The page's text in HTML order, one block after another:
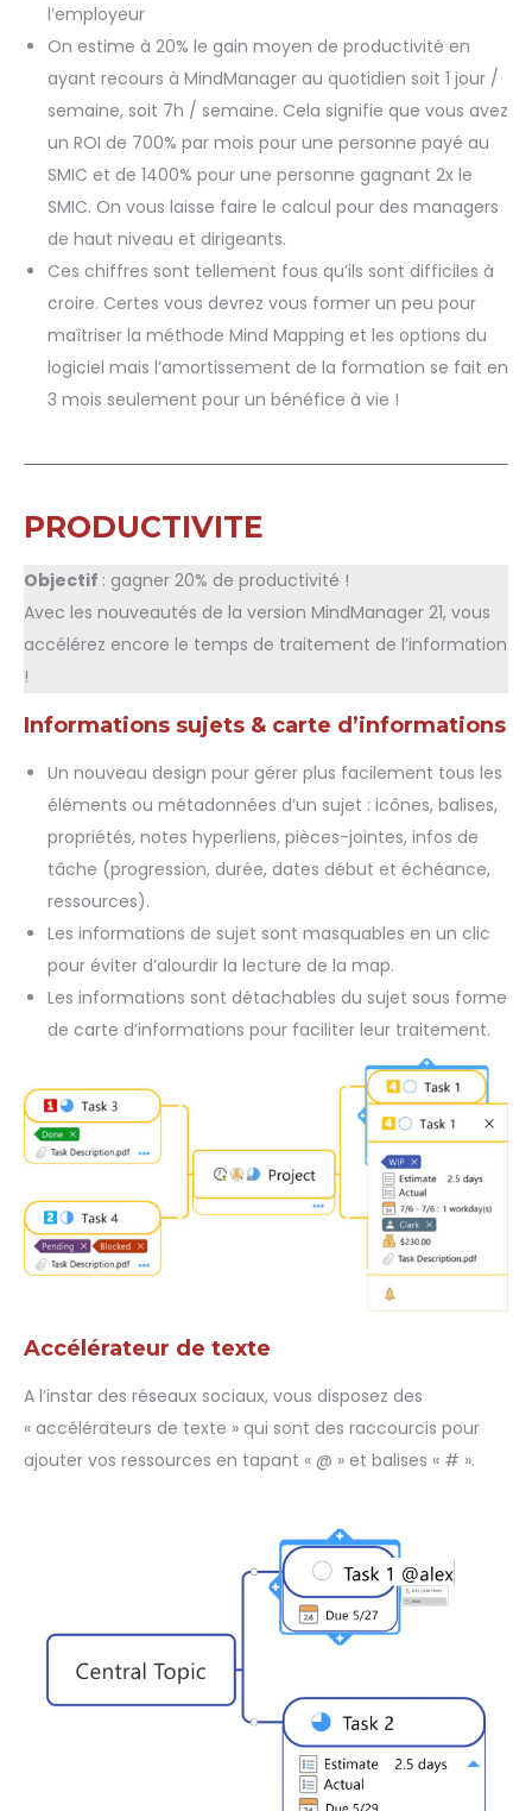
l’employeur
On estime à 20% le gain moyen de productivité en
ayant recours à MindManager au quotidien soit 1 jour /
semaine, soit 7h / semaine. Cela signifie que vous avez
un ROI de 700% par mois pour une personne payé au
SMIC et de 1400% pour une personne gagnant 2x le
SMIC. On vous laisse faire le calcul pour des managers
de haut niveau et dirigeants.
Ces chiffres sont tellement fous qu’ils sont difficiles à
croire. Certes vous devrez vous former un peu pour
maîtriser la méthode Mind Mapping et les options du
logiciel mais l’amortissement de la formation se fait en
3 mois seulement pour un bénéfice à vie !
PRODUCTIVITE
Objectif : gagner 20% de productivité !
Avec les nouveautés de la version MindManager 21, vous
accélérez encore le temps de traitement de l’information
!
Informations sujets & carte d’informations
Un nouveau design pour gérer plus facilement tous les
éléments ou métadonnées d’un sujet : icônes, balises,
propriétés, notes hyperliens, pièces-jointes, infos de
tâche (progression, durée, dates début et échéance,
ressources).
Les informations de sujet sont masquables en un clic
pour éviter d’alourdir la lecture de la map.
Les informations sont détachables du sujet sous forme
de carte d’informations pour faciliter leur traitement.
Accélérateur de texte
A l’instar des réseaux sociaux, vous disposez des
« accélérateurs de texte » qui sont des raccourcis pour
ajouter vos ressources en tapant « @ » et balises « # ».